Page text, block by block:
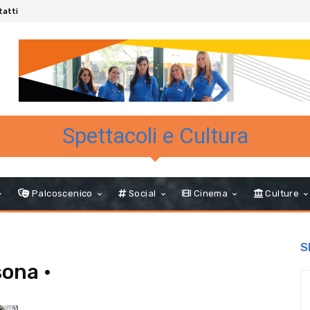
Spettacoli e Cultura
Palcoscenico Social Cinema Culture
•